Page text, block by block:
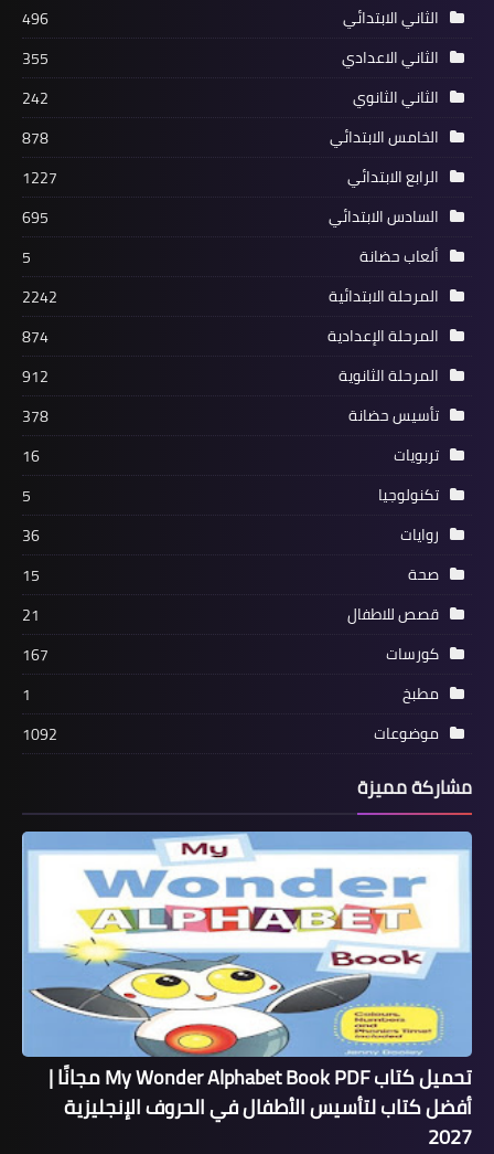
الثاني الابتدائي
496
الثاني الاعدادي
355
الثاني الثانوي
242
الخامس الابتدائي
878
الرابع الابتدائي
1227
السادس الابتدائي
695
ألعاب حضانة
5
المرحلة الابتدائية
2242
المرحلة الإعدادية
874
المرحلة الثانوية
912
تأسيس حضانة
378
تربويات
16
تكنولوجيا
5
روايات
36
صحة
15
قصص للاطفال
21
كورسات
167
مطبخ
1
موضوعات
1092
مشاركة مميزة
تحميل كتاب My Wonder Alphabet Book PDF مجانًا |
أفضل كتاب لتأسيس الأطفال في الحروف الإنجليزية
2027